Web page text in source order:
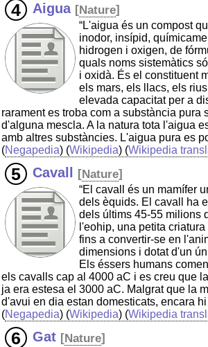
Aigua [Nature]
“L'aigua és un compost
inodor, insípid,
hidrogen i oxigen, de
quals noms sistemàtics
i oxidà. És el constituent
els mars, els llacs, els
elevada capacitat per a
rarament es troba com a substància pura
d'alguna mescla. A la natura tota l'aigua
amb altres substàncies. L'aigua pura es
(Negapedia) (Wikipedia) (Wikipedia
Cavall [Nature]
“El cavall és un mamífer
dels èquids. El cavall ha
dels últims 45-55 milions
l'eohip, una petita
fins a convertir-se en
dimensions i dotat d'un
Els éssers humans
els cavalls cap al 4000 aC i es creu que
ja era estesa el 3000 aC. Malgrat que la
d'avui en dia estan domesticats, encara
(Negapedia) (Wikipedia) (Wikipedia
Gat [Nature]